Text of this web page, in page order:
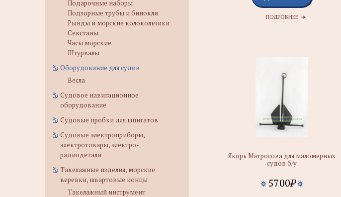
Подарочные наборы
Подзорные трубы и бинокли
Рынды и морские колокольчики
Секстаны
Часы морские
Штурвалы
Оборудование для судов
Весла
Судовое навигационное
оборудование
Судовые пробки для шпигатов
Судовые электроприборы,
электротовары, электро-
радиодетали
Такелажные изделия, морские
веревки, швартовые концы
Такелажный инструмент
ПОДРОБНЕЕ
Якорь Матросова для маломерных
судов б/у
5700₽